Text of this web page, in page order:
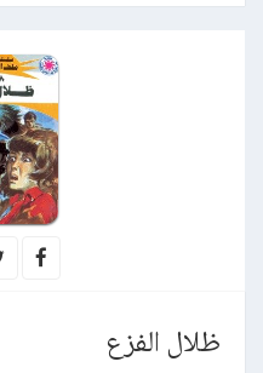
ظلال الفزع